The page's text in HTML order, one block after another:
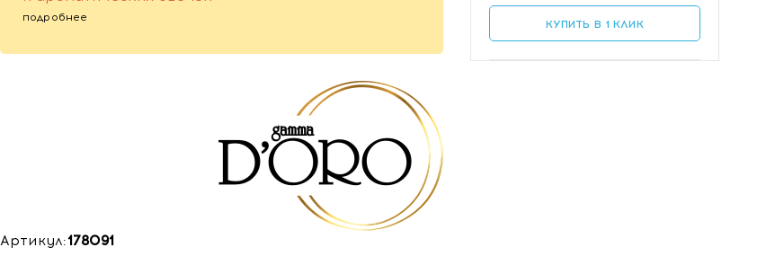
подробнее
Артикул:178091
КУПИТЬ В 1 КЛИК